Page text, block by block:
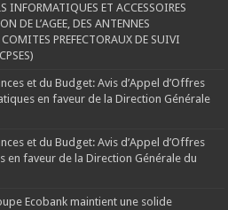
INFORMATIQUES ET ACCESSOIRES
DE L’AGEE, DES ANTENNES
COMITES PREFECTORAUX DE SUIVI
et du Budget: Avis d’Appel d’Offres
en faveur de la Direction Générale
et du Budget: Avis d’Appel d’Offres
en faveur de la Direction Générale du
Ecobank maintient une solide